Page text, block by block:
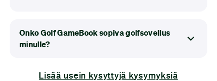
lyöntipeliä – Golf GameBook laskee tuloksesi.
Pysyt myös ajan tasalla ystäviesi peleistä, voit
Onko Golf GameBook sopiva golfsovellus
minulle?
GameBook on täydellinen valinta sinulle. Ja jos
Lisää usein kysyttyjä kysymyksiä